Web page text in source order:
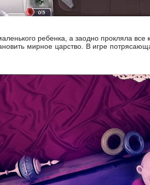
ребенка, а заодно прокляла
мирное царство. В игре